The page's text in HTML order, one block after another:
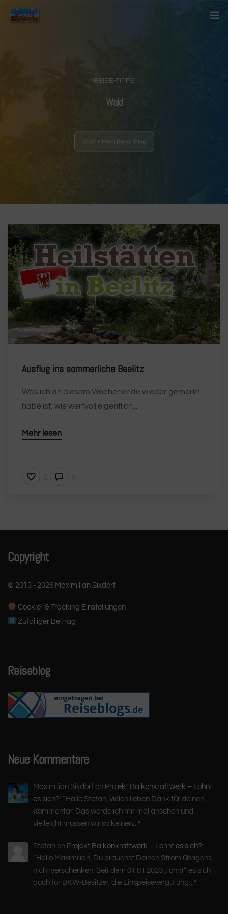
REISE-TIPPS
Wald
Start Mein Reise-Blog
Ausflug ins sommerliche Beelitz
Was ich an diesem Wochenende wieder gemerkt
habe ist, wie wertvoll eigentlich...
Mehr lesen
Copyright
© 2013 - 2026 Maximilian Sixdorf
Cookie- & Tracking Einstellungen
Zufälliger Beitrag
Reiseblog
Neue Kommentare
Maximilian Sixdorf on Projekt Balkonkraftwerk – Lohnt
es sich?: “ Hallo Stefan, vielen lieben Dank für deinen
Kommentar. Das werde ich mir mal ansehen und
vielleicht müssen wir so keinen… ”
Stefan on Projekt Balkonkraftwerk – Lohnt es sich?:
“ Hallo Maximilian, Du brauchst Deinen Strom übrigens
nicht verschenken. Seit dem 01.01.2023 „lohnt“ es sich
auch für BKW-Besitzer, die Einspeisevergütung… ”